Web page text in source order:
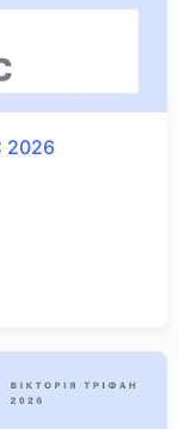
2026